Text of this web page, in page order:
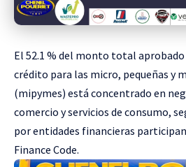
El 52.1 % del monto total
crédito para las micro, pequeñas y
(mipymes) está concentrado en
comercio y servicios de consumo,
por entidades financieras
Finance Code.